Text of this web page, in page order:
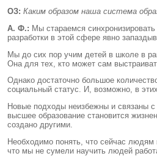
ОЗ: Каким образом наша система
А. Ф.: Мы стараемся
разработки в этой сфере явно
Мы до сих пор учим детей в школе в
Она для тех, кто может сам
Однако достаточно большое
социальный статус. И, возможно, в
Новые подходы неизбежны и связаны с
высшее образование становится
создано другими.
Необходимо понять, что сейчас людям
что мы не сумели научить людей